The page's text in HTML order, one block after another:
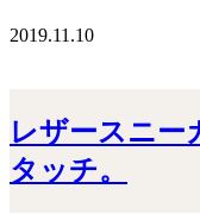
2019.11.10
レザースニー
タッチ。